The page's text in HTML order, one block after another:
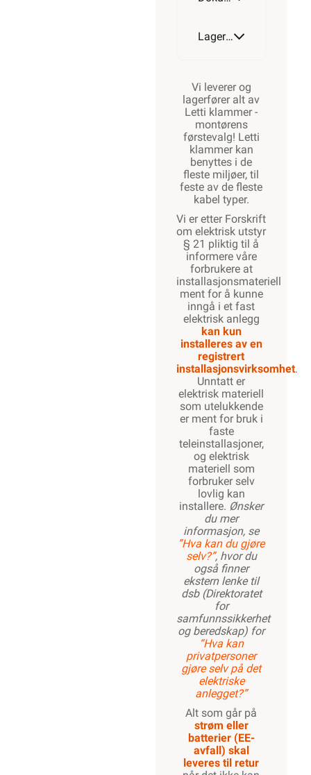
Lagerstatus
Vi leverer og
lagerfører alt av
Letti klammer -
montørens
førstevalg! Letti
klammer kan
benyttes i de
fleste miljøer, til
feste av de fleste
kabel typer.
Vi er etter Forskrift
om elektrisk utstyr
§ 21 pliktig til å
informere våre
forbrukere at
installasjonsmateriell
ment for å kunne
inngå i et fast
elektrisk anlegg
kan kun
installeres av en
registrert
installasjonsvirksomhet.
Unntatt er
elektrisk materiell
som utelukkende
er ment for bruk i
faste
teleinstallasjoner,
og elektrisk
materiell som
forbruker selv
lovlig kan
installere. Ønsker
du mer
informasjon, se
”Hva kan du gjøre
selv?”, hvor du
også finner
ekstern lenke til
dsb (Direktoratet
for
samfunnssikkerhet
og beredskap) for
“Hva kan
privatpersoner
gjøre selv på det
elektriske
anlegget?”
Alt som går på
strøm eller
batterier (EE-
avfall) skal
leveres til retur